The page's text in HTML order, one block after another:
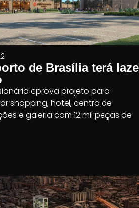
de Brasília terá
aprova projeto para
shopping, hotel, centro de
e galeria com 12 mil peças de